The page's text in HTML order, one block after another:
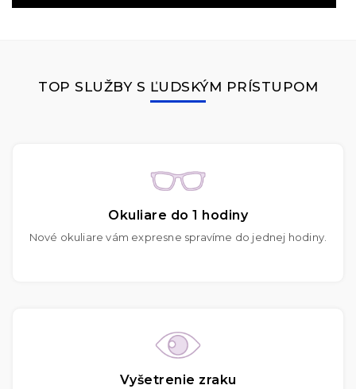
TOP SLUŽBY S ĽUDSKÝM PRÍSTUPOM
Okuliare do 1 hodiny
Nové okuliare vám expresne spravíme do jednej hodiny.
Vyšetrenie zraku